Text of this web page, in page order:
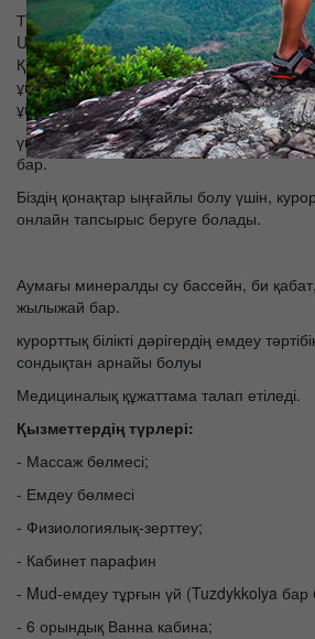
Түркістан қаласы, Қожа Ахмет Йассауи
Ukasha-Ата, Сайрам, Кемеколган
Қазақстан облысында демалыс күндері
ұйымдастыруға көргісі келетін
ұйымдасқан далалық сапарлар.
үйінде және курорттық күн мен түн
бар.
Біздің қонақтар ыңғайлы болу үшін,
онлайн тапсырыс беруге болады.
Аумағы минералды су бассейн, би
жылыжай бар.
курорттық білікті дәрігердің емдеу
сондықтан арнайы болуы
Медициналық құжаттама талап етіледі.
Қызметтердің түрлері:
- Массаж бөлмесі;
- Емдеу бөлмесі
- Физиологиялық-зерттеу;
- Кабинет парафин
- Mud-емдеу тұрғын үй (Tuzdykkolya
- 6 орындық Ванна кабина;